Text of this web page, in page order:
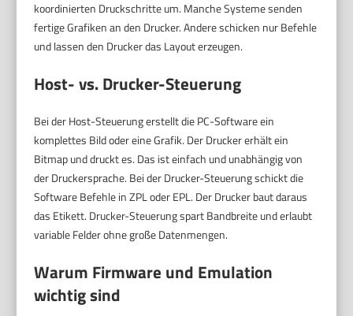
koordinierten Druckschritte um. Manche Systeme senden
fertige Grafiken an den Drucker. Andere schicken nur Befehle
und lassen den Drucker das Layout erzeugen.
Host- vs. Drucker-Steuerung
Bei der Host-Steuerung erstellt die PC-Software ein
komplettes Bild oder eine Grafik. Der Drucker erhält ein
Bitmap und druckt es. Das ist einfach und unabhängig von
der Druckersprache. Bei der Drucker-Steuerung schickt die
Software Befehle in ZPL oder EPL. Der Drucker baut daraus
das Etikett. Drucker-Steuerung spart Bandbreite und erlaubt
variable Felder ohne große Datenmengen.
Warum Firmware und Emulation
wichtig sind